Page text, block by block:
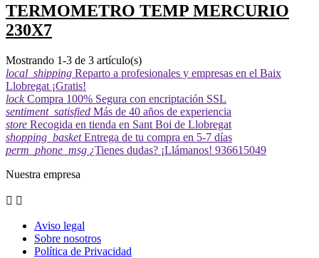
TERMOMETRO TEMP MERCURIO
230X7
Mostrando 1-3 de 3 artículo(s)
local_shipping Reparto a profesionales y empresas en el Baix
Llobregat ¡Gratis!
lock Compra 100% Segura con encriptación SSL
sentiment_satisfied Más de 40 años de experiencia
store Recogida en tienda en Sant Boi de Llobregat
shopping_basket Entrega de tu compra en 5-7 días
perm_phone_msg ¿Tienes dudas? ¡Llámanos! 936615049
Nuestra empresa
 
Aviso legal
Sobre nosotros
Política de Privacidad